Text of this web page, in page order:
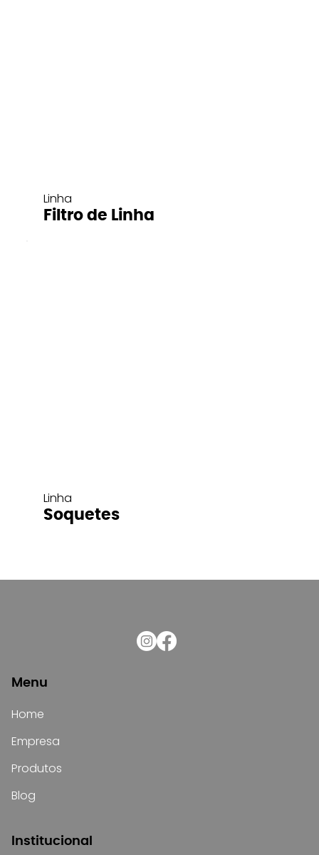
Linha
Filtro de Linha
Linha
Soquetes
Menu
Home
Empresa
Produtos
Blog
Institucional